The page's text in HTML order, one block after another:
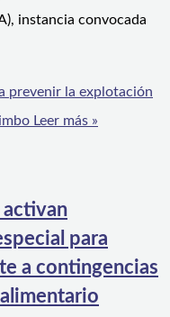
instancia convocada
prevenir la explotación
Leer más »
activan
para
a contingencias